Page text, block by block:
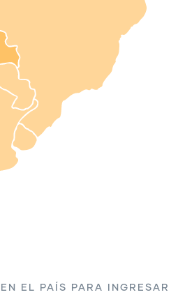
EL PAÍS PARA INGRESAR